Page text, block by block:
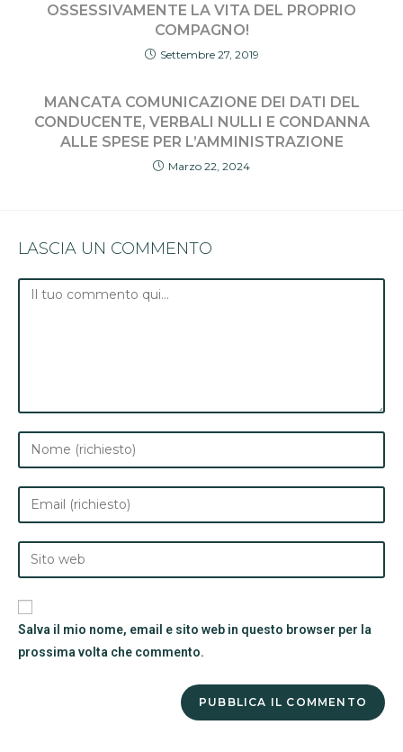
OSSESSIVAMENTE LA VITA DEL PROPRIO
COMPAGNO!
Settembre 27, 2019
MANCATA COMUNICAZIONE DEI DATI DEL
CONDUCENTE, VERBALI NULLI E CONDANNA
ALLE SPESE PER L’AMMINISTRAZIONE
Marzo 22, 2024
LASCIA UN COMMENTO
Salva il mio nome, email e sito web in questo browser per la
prossima volta che commento.